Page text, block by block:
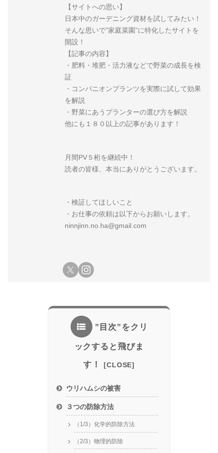
【サイトへの思い】
日本中のガーデニング資材を試してみたい！
そんな思いで”家庭菜園”に特化したサイトを
開設！
【記事の内容】
・肥料・堆肥・活力液などで野菜の成長を検
証
・コンパニオンプランツを実際に試して効果
を解説
・野菜にあうプランターの選び方を解説
他にも１８０以上の記事があります！
月間PV５桁を継続中！
読者の皆様、本当にありがとうございます。
・検証してほしいこと
・お仕事の依頼は以下からお願いします。
ninnjinn.no.ha@gmail.com
”目次”をクリ
ックすると飛びま
す！
ウリハムシの被害
３つの防除方法
（1/3）化学的防除方法
（2/3）物理的防除